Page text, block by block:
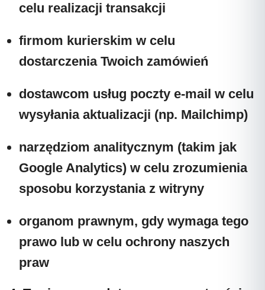
celu realizacji transakcji
firmom kurierskim w celu
dostarczenia Twoich zamówień
dostawcom usług poczty e-mail w celu
wysyłania aktualizacji (np. Mailchimp)
narzędziom analitycznym (takim jak
Google Analytics) w celu zrozumienia
sposobu korzystania z witryny
organom prawnym, gdy wymaga tego
prawo lub w celu ochrony naszych
praw